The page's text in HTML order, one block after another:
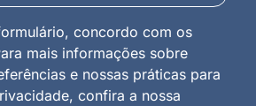
concordo com os
mais informações sobre
e nossas práticas para
confira a nossa